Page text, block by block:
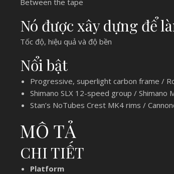
Nó được xây dựng để
Tốc độ, hiệu quả và độ bền
Nổi bật
Progressive, superlight carbon frame /
Shimano SLX 12-speed group / Shimano
Stan’s NoTubes Crest MK4 rims /
MÔ TẢ
CHI TIẾT
Platform